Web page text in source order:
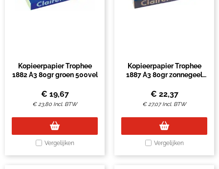
Kopieerpapier Trophee
1882 A3 80gr groen 500vel
€ 19,67
€23,80 Incl. BTW
Vergelijken
Kopieerpapier Trophee
1887 A3 80gr zonnegeel
€ 22,37
€27,07 Incl. BTW
Vergelijken